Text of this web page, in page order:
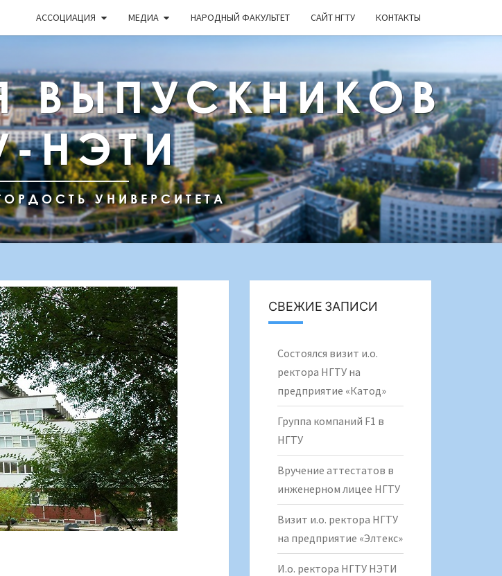
АССОЦИАЦИЯ МЕДИА НАРОДНЫЙ ФАКУЛЬТЕТ САЙТ НГТУ КОНТАКТЫ
ВЫПУСКНИКОВ
НЭТИ
УНИВЕРСИТЕТА
СВЕЖИЕ ЗАПИСИ
Состоялся визит и.о.
ректора НГТУ на
предприятие «Катод»
Группа компаний F1 в
НГТУ
Вручение аттестатов в
инженерном лицее НГТУ
Визит и.о. ректора НГТУ
на предприятие «Элтекс»
И.о. ректора НГТУ НЭТИ